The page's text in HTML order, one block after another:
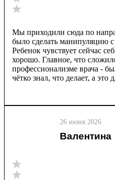
Мы приходили сюда по
было сделать манипуляцию
Ребенок чувствует сейчас
хорошо. Главное, что
профессионализме врача -
чётко знал, что делает, а это
26 июня 2026
Валентина